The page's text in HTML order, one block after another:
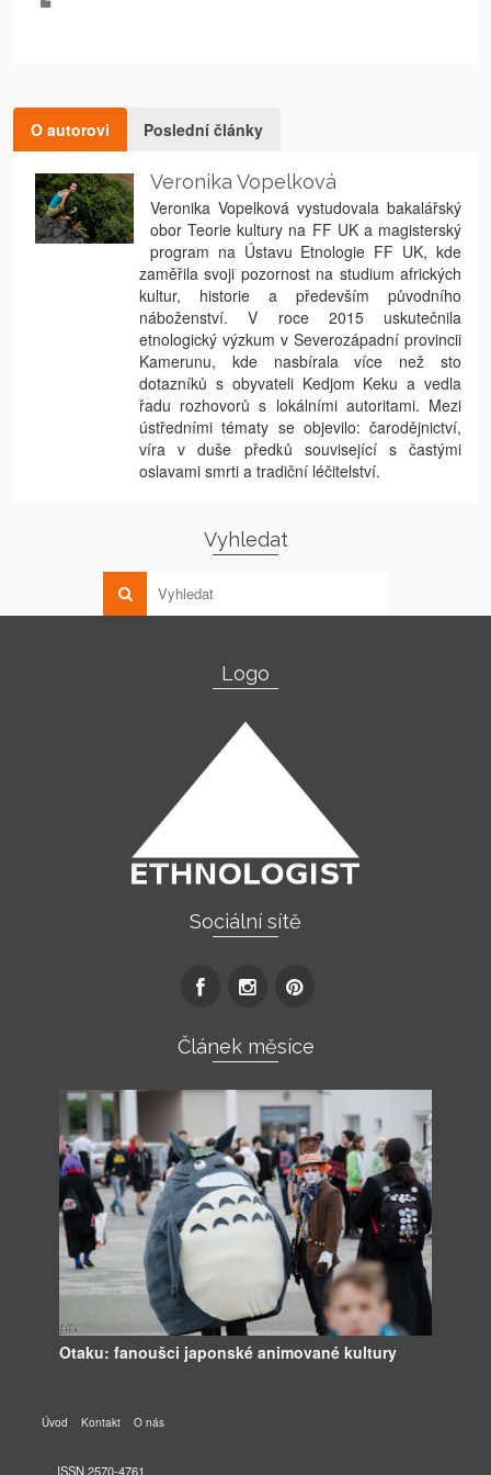
O autorovi Poslední články
Veronika Vopelková
Veronika Vopelková vystudovala bakalářský
obor Teorie kultury na FF UK a magisterský
program na Ústavu Etnologie FF UK, kde
zaměřila svoji pozornost na studium afrických
kultur, historie a především původního
náboženství. V roce 2015 uskutečnila
etnologický výzkum v Severozápadní provincii
Kamerunu, kde nasbírala více než sto
dotazníků s obyvateli Kedjom Keku a vedla
řadu rozhovorů s lokálními autoritami. Mezi
ústředními tématy se objevilo: čarodějnictví,
víra v duše předků související s častými
oslavami smrti a tradiční léčitelství.
Vyhledat
Logo
Sociální sítě
Článek měsíce
Otaku: fanoušci japonské animované kultury
Úvod Kontakt O nás
ISSN 2570-4761